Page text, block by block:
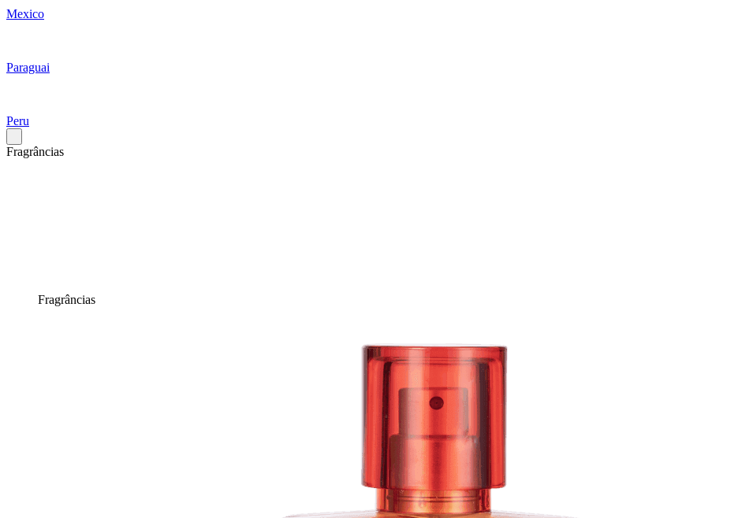
Mexico
Paraguai
Peru
Fragrâncias
Fragrâncias